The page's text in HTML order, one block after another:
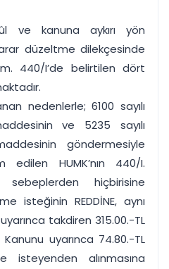
ve kanuna aykırı yön
düzeltme dilekçesinde
m. 440/I’de belirtilen dört
nedenlerle; 6100 sayılı
ve 5235 sayılı
göndermesiyle
edilen HUMK’nın 440/I.
sebeplerden hiçbirisine
isteğinin REDDİNE, aynı
takdiren 315.00.-TL
uyarınca 74.80.-TL
isteyenden alınmasına